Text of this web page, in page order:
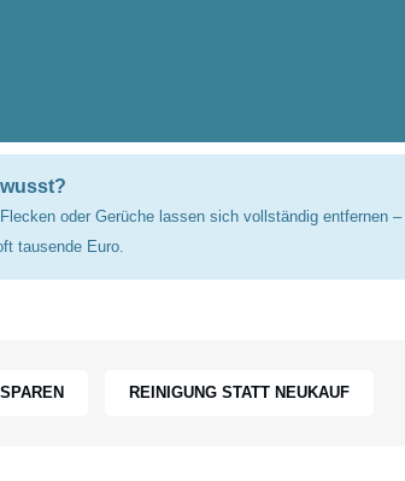
oder Gerüche lassen sich vollständig entfernen
tausende Euro.
REINIGUNG STATT NEUKAUF